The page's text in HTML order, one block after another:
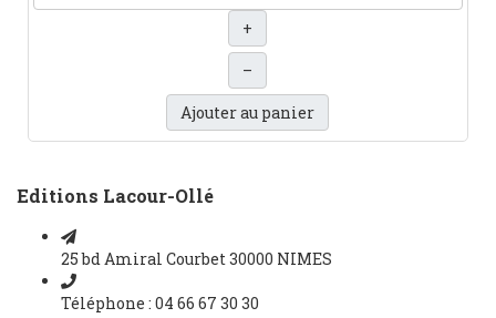
+
–
Ajouter au panier
Editions Lacour-Ollé
25 bd Amiral Courbet 30000 NIMES
Téléphone : 04 66 67 30 30